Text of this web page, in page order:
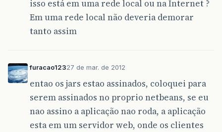
isso está em uma rede local ou na Internet ?
Em uma rede local não deveria demorar
tanto assim
furacao12327 de mar. de 2012
entao os jars estao assinados, coloquei para
serem assinados no proprio netbeans, se eu
nao assino a aplicação nao roda, a aplicação
esta em um servidor web, onde os clientes